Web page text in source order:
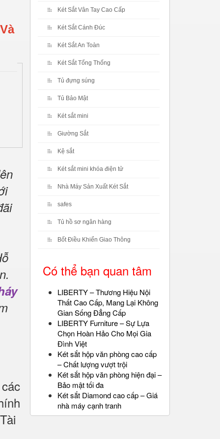
Két Sắt Vân Tay Cao Cấp
Két Sắt Cánh Đúc
Két Sắt An Toàn
Két Sắt Tổng Thống
Tủ đựng súng
Tủ Bảo Mật
Két sắt mini
Giường Sắt
Kệ sắt
Két sắt mini khóa điện tử
Nhà Máy Sản Xuất Két Sắt
safes
Tủ hồ sơ ngân hàng
Bốt Điều Khiển Giao Thông
Có thể bạn quan tâm
LIBERTY – Thương Hiệu Nội
Thất Cao Cấp, Mang Lại Không
Gian Sống Đẳng Cấp
LIBERTY Furniture – Sự Lựa
Chọn Hoàn Hảo Cho Mọi Gia
Đình Việt
Két sắt hộp văn phòng cao cấp
– Chất lượng vượt trội
Két sắt hộp văn phòng hiện đại –
Bảo mật tối đa
Két sắt Diamond cao cấp – Giá
nhà máy cạnh tranh